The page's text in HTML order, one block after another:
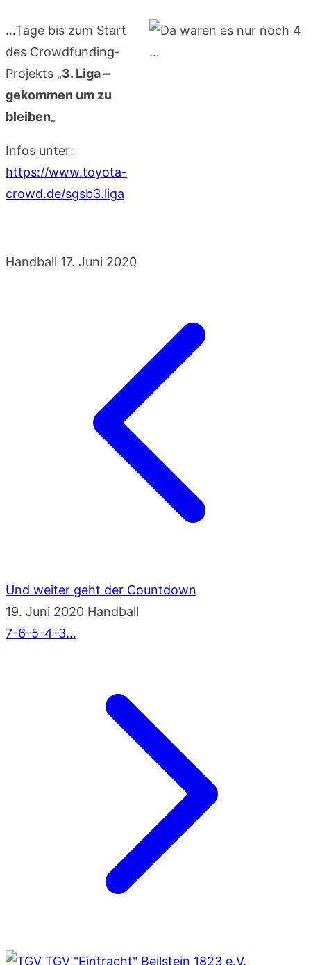
…Tage bis zum Start
des Crowdfunding-
Projekts „3. Liga –
gekommen um zu
bleiben„
Infos unter:
https://www.toyota-
crowd.de/sgsb3.liga
Handball 17. Juni 2020
Und weiter geht der Countdown
19. Juni 2020 Handball
7-6-5-4-3…
TGV "Eintracht" Beilstein 1823 e.V.